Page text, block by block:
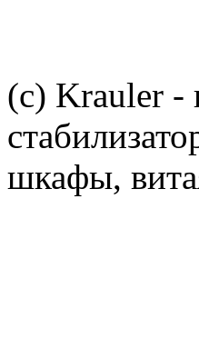
(c) Krauler -
шкафы,